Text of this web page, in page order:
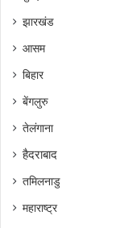
झारखंड
आसम
बिहार
बेंगलुरु
तेलंगाना
हैदराबाद
तमिलनाडु
महाराष्ट्र